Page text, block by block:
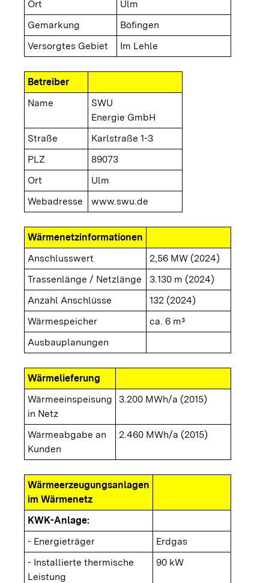
Ort
Ulm
Gemarkung
Böfingen
Versorgtes Gebiet
Im Lehle
Betreiber
Name
SWU
Energie GmbH
Straße
Karlstraße 1-3
PLZ
89073
Ort
Ulm
Webadresse
www.swu.de
Wärmenetzinformationen
Anschlusswert
2,56 MW (2024)
Trassenlänge / Netzlänge
3.130 m (2024)
Anzahl Anschlüsse
132 (2024)
Wärmespeicher
ca. 6 m³
Ausbauplanungen
Wärmelieferung
Wärmeeinspeisung
in Netz
3.200 MWh/a (2015)
Wärmeabgabe an
Kunden
2.460 MWh/a (2015)
Wärmeerzeugungsanlagen
im Wärmenetz
KWK-Anlage:
- Energieträger
Erdgas
- Installierte thermische
Leistung
90 kW